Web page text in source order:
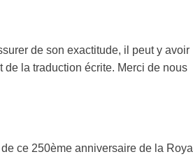
de son exactitude, il peut y avoir
la traduction écrite. Merci de nous
ce 250ème anniversaire de la Royal